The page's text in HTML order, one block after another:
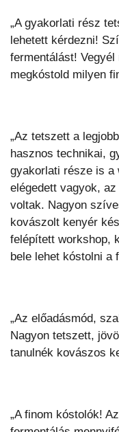
„A gyakorlati rész
lehetett kérdezni!
fermentálást!
megkóstold milyen
„Az tetszett a
hasznos technikai,
gyakorlati része is a
elégedett vagyok,
voltak. Nagyon
kovászolt kenyér
felépített workshop,
bele lehet kóstolni a
„Az előadásmód,
Nagyon tetszett,
tanulnék kovászos
„A finom kóstolók!